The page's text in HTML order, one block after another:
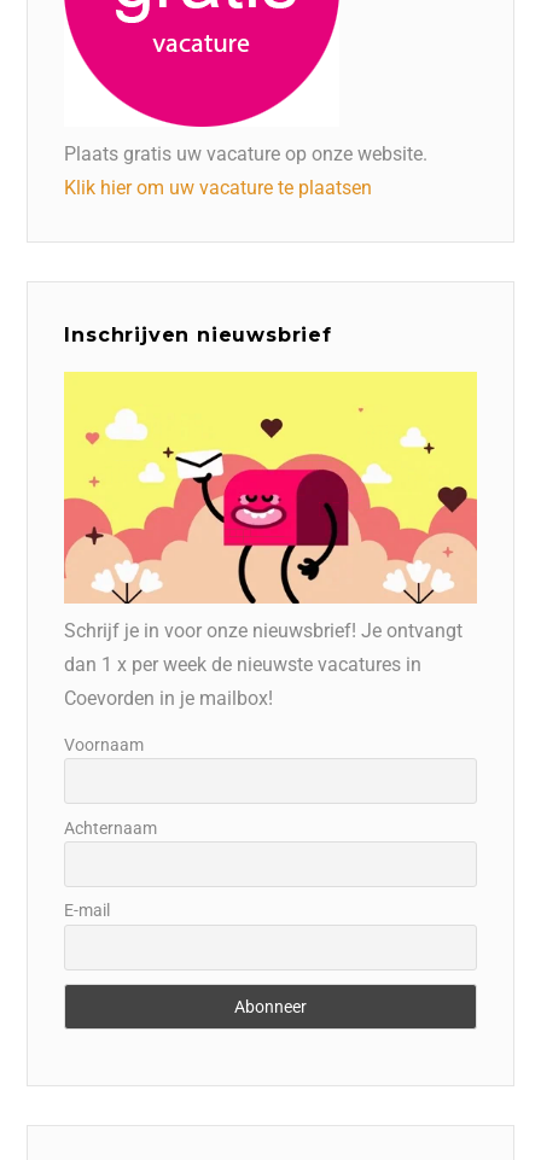
Plaats gratis uw vacature op onze website.
Klik hier om uw vacature te plaatsen
Inschrijven nieuwsbrief
Schrijf je in voor onze nieuwsbrief! Je ontvangt
dan 1 x per week de nieuwste vacatures in
Coevorden in je mailbox!
Voornaam
Achternaam
E-mail